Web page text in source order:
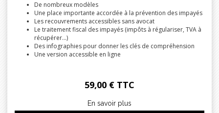
De nombreux modèles
Une place importante accordée à la prévention des impayés
Les recouvrements accessibles sans avocat
Le traitement fiscal des impayés (impôts à régulariser, TVA à
récupérer…)
Des infographies pour donner les clés de compréhension
Une version accessible en ligne
59,00 € TTC
En savoir plus